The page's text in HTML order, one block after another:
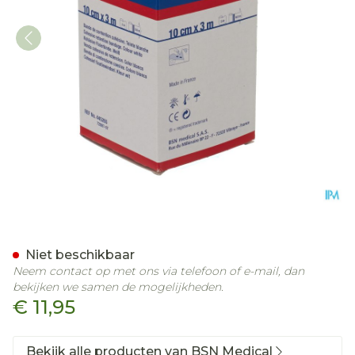
€ 11,95
Niet beschikbaar
Neem contact op met ons via telefoon of e-mail, dan
bekijken we samen de mogelijkheden.
Bekijk alle producten van BSN Medical